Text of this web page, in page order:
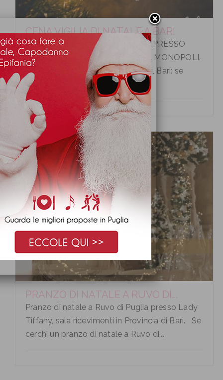
CENA VIGILIA DI NATALE A BARI
CENA VIGILIA DI NATALE A BARI PRESSO
HOTEL LIDO TORRE EGNAZIA A MONOPOLI.
Cena Vigilia di Natale a Monopoli, Bari: se
desiderate tras...
PRANZO DI NATALE A RUVO DI...
Pranzo di natale a Ruvo di Puglia presso Lady
Tiffany, sala ricevimenti in Provincia di Bari. Se
cerchi un pranzo di natale a Ruvo di...